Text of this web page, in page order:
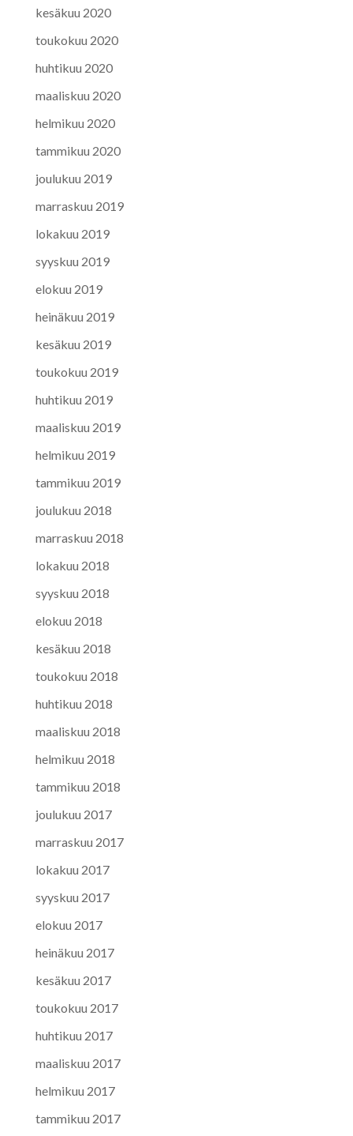
kesäkuu 2020
toukokuu 2020
huhtikuu 2020
maaliskuu 2020
helmikuu 2020
tammikuu 2020
joulukuu 2019
marraskuu 2019
lokakuu 2019
syyskuu 2019
elokuu 2019
heinäkuu 2019
kesäkuu 2019
toukokuu 2019
huhtikuu 2019
maaliskuu 2019
helmikuu 2019
tammikuu 2019
joulukuu 2018
marraskuu 2018
lokakuu 2018
syyskuu 2018
elokuu 2018
kesäkuu 2018
toukokuu 2018
huhtikuu 2018
maaliskuu 2018
helmikuu 2018
tammikuu 2018
joulukuu 2017
marraskuu 2017
lokakuu 2017
syyskuu 2017
elokuu 2017
heinäkuu 2017
kesäkuu 2017
toukokuu 2017
huhtikuu 2017
maaliskuu 2017
helmikuu 2017
tammikuu 2017